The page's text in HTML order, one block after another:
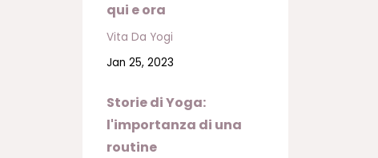
qui e ora
Vita Da Yogi
Jan 25, 2023
Storie di Yoga:
l'importanza di una
routine